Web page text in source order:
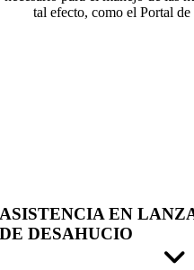
tal efecto, como el Portal
ASISTENCIA EN
DE DESAHUCIO